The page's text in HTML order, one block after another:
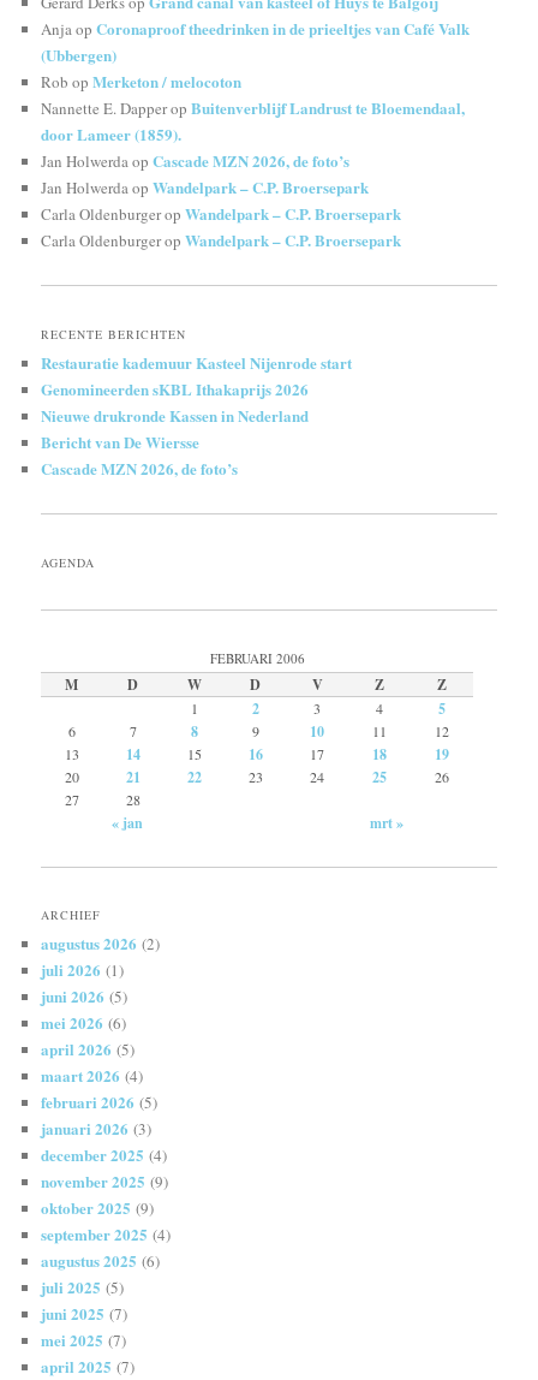
AnjaopCoronaproof theedrinken in de prieeltjes van Café Valk
(Ubbergen)
Rob opMerketon / melocoton
Nannette E. DapperopBuitenverblijf Landrust te Bloemendaal,
door Lameer (1859).
Jan HolwerdaopCascade MZN 2026, de foto’s
Jan HolwerdaopWandelpark – C.P. Broersepark
Carla OldenburgeropWandelpark – C.P. Broersepark
Carla OldenburgeropWandelpark – C.P. Broersepark
RECENTE BERICHTEN
Restauratie kademuur Kasteel Nijenrode start
Genomineerden sKBL Ithakaprijs 2026
Nieuwe drukronde Kassen in Nederland
Bericht van De Wiersse
Cascade MZN 2026, de foto’s
AGENDA
FEBRUARI 2006
M D W D V Z Z
1 2 3 4 5
6 7 8 9 10 11
12
13
14 15 16 17 18 19
20 21 22 23 24 25
26
27
28
« jan mrt »
ARCHIEF
augustus 2026 (2)
juli 2026 (1)
juni 2026 (5)
mei 2026 (6)
april 2026 (5)
maart 2026 (4)
februari 2026 (5)
januari 2026 (3)
december 2025 (4)
november 2025 (9)
oktober 2025 (9)
september 2025 (4)
augustus 2025 (6)
juli 2025 (5)
juni 2025 (7)
mei 2025 (7)
april 2025 (7)